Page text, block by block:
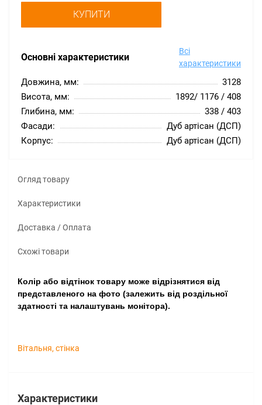
Основні характеристики
Всі
характеристики
Довжина, мм:
3128
Висота, мм:
1892/ 1176 / 408
Глибина, мм:
338 / 403
Фасади:
Дуб артісан (ДСП)
Корпус:
Дуб артісан (ДСП)
КУПИТИ
Огляд товару
Характеристики
Доставка / Оплата
Схожі товари
Колір або відтінок товару може відрізнятися від
представленого на фото (залежить від роздільної
здатності та налаштувань монітора).
Вітальня, стінка
Характеристики